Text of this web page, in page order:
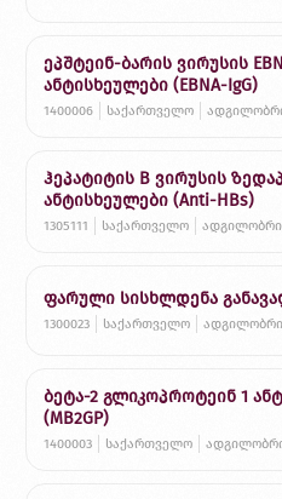
ეპშტეინ-ბარის ვირუსის
ანტისხეულები (EBNA-IgG)
1400006 საქართველო
ჰეპატიტის B ვირუსის
ანტისხეულები (Anti-HBs)
1305111 საქართველო
ფარული სისხლდენა
1300023 საქართველო
ბეტა-2 გლიკოპროტეინ 1
(MB2GP)
1400003 საქართველო